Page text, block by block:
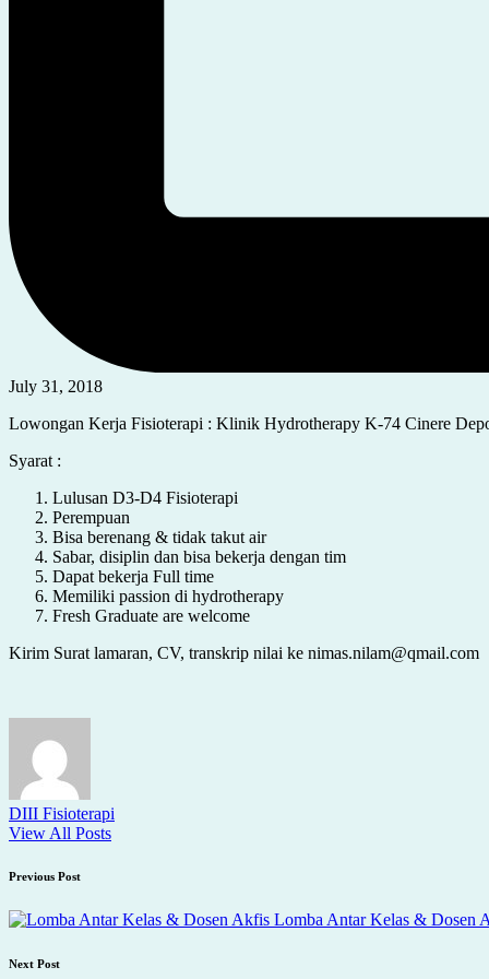
July 31, 2018
Lowongan Kerja Fisioterapi : Klinik Hydrotherapy K-74 Cinere
Syarat :
Lulusan D3-D4 Fisioterapi
Perempuan
Bisa berenang & tidak takut air
Sabar, disiplin dan bisa bekerja dengan tim
Dapat bekerja Full time
Memiliki passion di hydrotherapy
Fresh Graduate are welcome
Kirim Surat lamaran, CV, transkrip nilai ke nimas.nilam@qmail.com
DIII Fisioterapi
View All Posts
Post
navigation
Previous Post
Lomba Antar Kelas & Dosen
Next Post